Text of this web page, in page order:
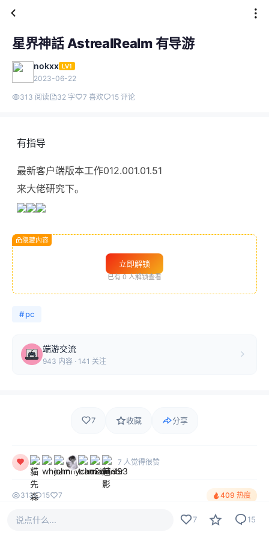
星界神話 AstrealRealm 有导游
nokxx LV1
2023-06-22
313 阅读 32 字 7 喜欢 15 评论
有指导
最新客户端版本工作012.001.01.51
来大佬研究下。
隐藏内容
立即解锁
已有 0 人解锁查看
#pc
端游交流
943 内容 · 141 关注
7 收藏 分享
7 人觉得很赞
313 15 7 409 热度
说点什么... 7 15